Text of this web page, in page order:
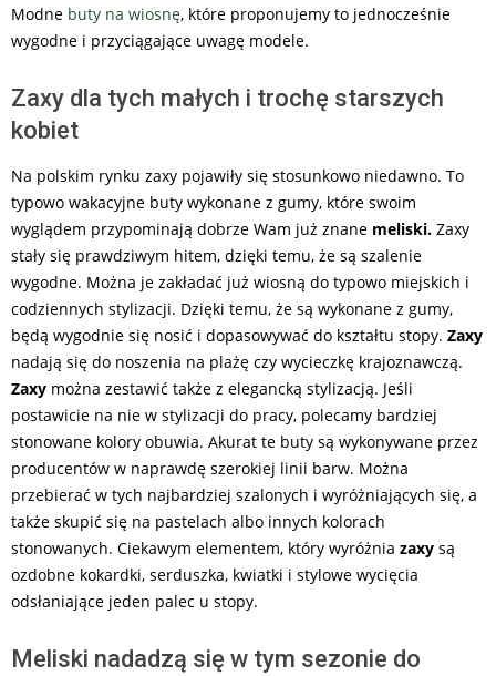
Modne buty na wiosnę, które proponujemy to jednocześnie
wygodne i przyciągające uwagę modele.
Zaxy dla tych małych i trochę starszych
kobiet
Na polskim rynku zaxy pojawiły się stosunkowo niedawno. To
typowo wakacyjne buty wykonane z gumy, które swoim
wyglądem przypominają dobrze Wam już znane meliski. Zaxy
stały się prawdziwym hitem, dzięki temu, że są szalenie
wygodne. Można je zakładać już wiosną do typowo miejskich i
codziennych stylizacji. Dzięki temu, że są wykonane z gumy,
będą wygodnie się nosić i dopasowywać do kształtu stopy. Zaxy
nadają się do noszenia na plażę czy wycieczkę krajoznawczą.
Zaxy można zestawić także z elegancką stylizacją. Jeśli
postawicie na nie w stylizacji do pracy, polecamy bardziej
stonowane kolory obuwia. Akurat te buty są wykonywane przez
producentów w naprawdę szerokiej linii barw. Można
przebierać w tych najbardziej szalonych i wyróżniających się, a
także skupić się na pastelach albo innych kolorach
stonowanych. Ciekawym elementem, który wyróżnia zaxy są
ozdobne kokardki, serduszka, kwiatki i stylowe wycięcia
odsłaniające jeden palec u stopy.
Meliski nadadzą się w tym sezonie do